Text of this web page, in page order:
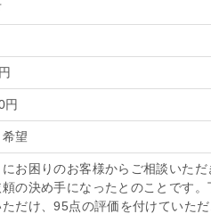
円
希望
お困りのお客様からご相談いた
頼の決め手になったとのことです
ただけ、95点の評価を付けていた